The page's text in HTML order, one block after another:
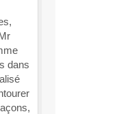
dans